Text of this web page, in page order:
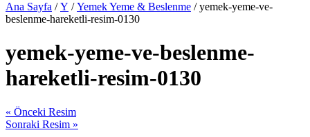
Ana Sayfa /Y /Yemek Yeme & Beslenme / yemek-yeme-ve-
beslenme-hareketli-resim-0130
yemek-yeme-ve-beslenme-
hareketli-resim-0130
« Önceki Resim
Sonraki Resim »